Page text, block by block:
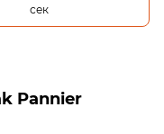
сек
Pannier